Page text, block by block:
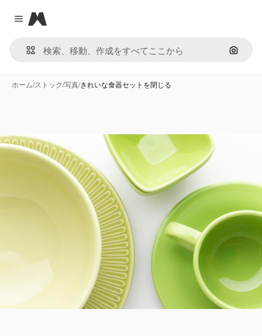
Close menu
Magnific
画像で
ホーム/ストック/写真/きれいな食器セットを閉じる